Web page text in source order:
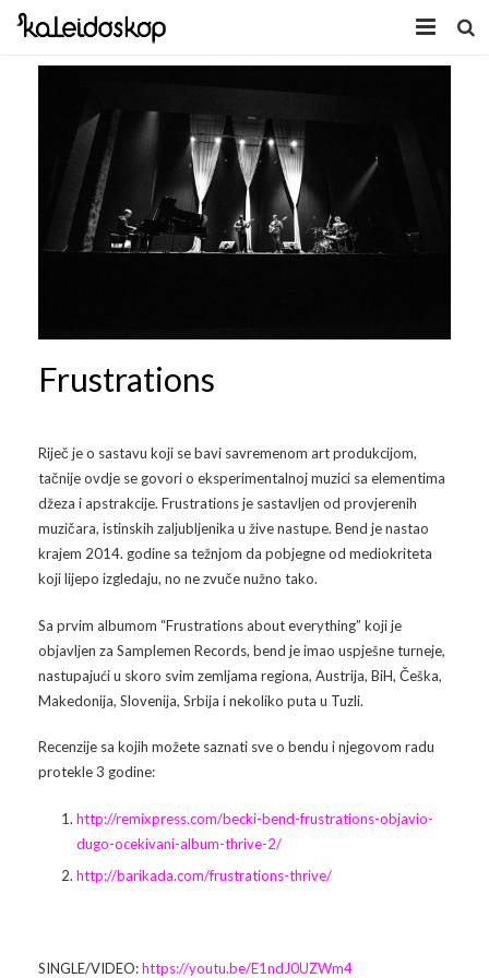
Novosti
Program
Izložbe/Performans
Video
Video 2010.
Video 2011
Video 2012
Video 2013
Video 2014
Video 2016
Video 2017
Video 2018
Galerija 2009
Galerija 2010
Galerija 2011
Galerija 2012
Galerija 2013
Galerija 2015
Galerija 2016
Galerija 2017
Facebook
Arhiva
Kontakt
Frustrations
Riječ je o sastavu koji se bavi savremenom art produkcijom,
tačnije ovdje se govori o eksperimentalnoj muzici sa elementima
džeza i apstrakcije. Frustrations je sastavljen od provjerenih
muzičara, istinskih zaljubljenika u žive nastupe. Bend je nastao
krajem 2014. godine sa težnjom da pobjegne od mediokriteta
koji lijepo izgledaju, no ne zvuče nužno tako.
Sa prvim albumom “Frustrations about everything” koji je
objavljen za Samplemen Records, bend je imao uspješne turneje,
nastupajući u skoro svim zemljama regiona, Austrija, BiH, Češka,
Makedonija, Slovenija, Srbija i nekoliko puta u Tuzli.
Recenzije sa kojih možete saznati sve o bendu i njegovom radu
protekle 3 godine:
http://remixpress.com/becki-bend-frustrations-objavio-
dugo-ocekivani-album-thrive-2/
http://barikada.com/frustrations-thrive/
SINGLE/VIDEO:https://youtu.be/E1ndJ0UZWm4